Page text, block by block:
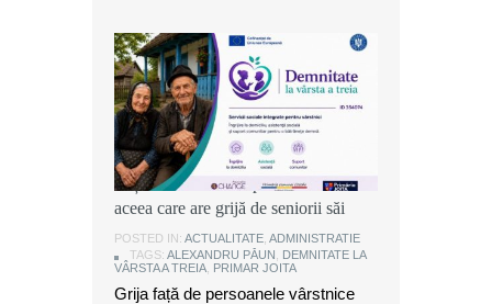
Alexandru Păun, primarul comunei
Joița: O comunitate puternică este
aceea care are grijă de seniorii săi
POSTED IN: ACTUALITATE ADMINISTRATIE
TAGS: ALEXANDRU PĂUN
DEMNITATE LA
VÂRSTA A TREIA PRIMAR JOITA
Grija față de persoanele vârstnice